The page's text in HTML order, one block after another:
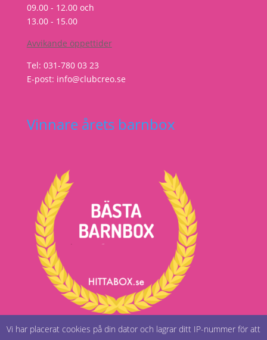
09.00 - 12.00 och
13.00 - 15.00
Avvikande öppettider
Tel: 031-780 03 23
E-post: info@clubcreo.se
Vinnare årets barnbox
Vi har placerat cookies på din dator och lagrar ditt IP-nummer för att